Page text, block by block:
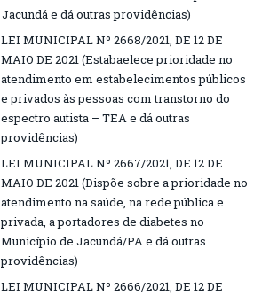
Jacundá e dá outras providências)
LEI MUNICIPAL Nº 2668/2021, DE 12 DE
MAIO DE 2021 (Estabaelece prioridade no
atendimento em estabelecimentos públicos
e privados às pessoas com transtorno do
espectro autista – TEA e dá outras
providências)
LEI MUNICIPAL Nº 2667/2021, DE 12 DE
MAIO DE 2021 (Dispõe sobre a prioridade no
atendimento na saúde, na rede pública e
privada, a portadores de diabetes no
Município de Jacundá/PA e dá outras
providências)
LEI MUNICIPAL Nº 2666/2021, DE 12 DE